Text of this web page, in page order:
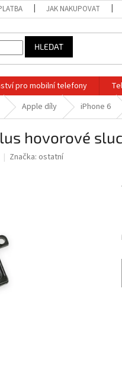
JAK NAKUPOVAT
HLEDAT
pro mobilní telefony
Apple díly iPhone 6
hovorové
Značka: ostatní